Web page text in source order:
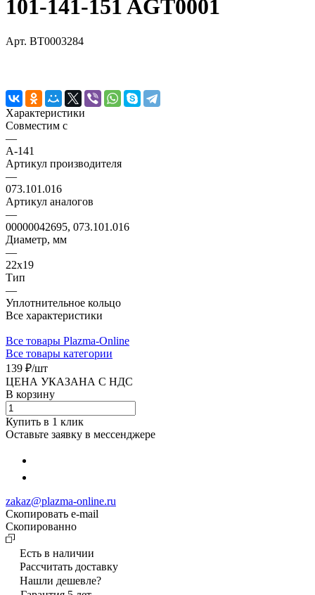
101-141-151 AGT0001
Арт. BT0003284
Характеристики
Совместим с
—
A-141
Артикул производителя
—
073.101.016
Артикул аналогов
—
00000042695, 073.101.016
Диаметр, мм
—
22х19
Тип
—
Уплотнительное кольцо
Все характеристики
Все товары Plazma-Online
Все товары категории
139 ₽/шт
ЦЕНА УКАЗАНА С НДС
В корзину
Купить в 1 клик
Оставьте заявку в мессенджере
zakaz@plazma-online.ru
Скопировать e-mail
Cкопированно
Есть в наличии
Рассчитать доставку
Нашли дешевле?